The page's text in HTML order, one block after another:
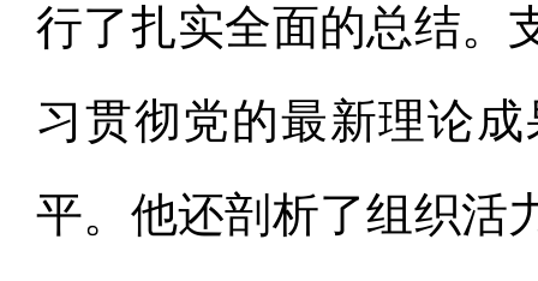
行了扎实全面的总结。
习贯彻党的最新理论
平。他还剖析了组织活